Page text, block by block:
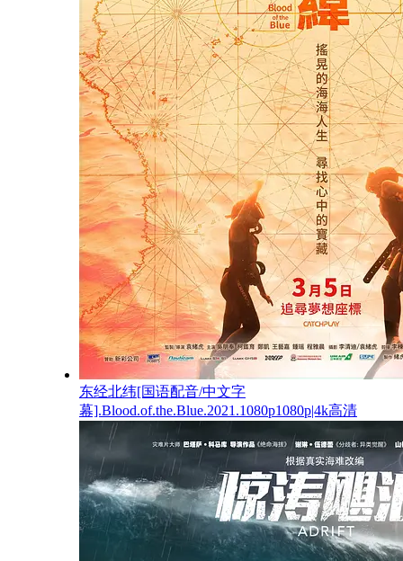
东经北纬[国语配音/中文字
幕].Blood.of.the.Blue.2021.1080p1080p|4k高清